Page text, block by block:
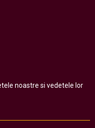
noastre si vedetele lor